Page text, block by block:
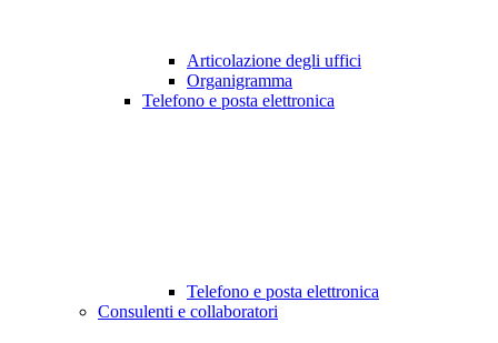
Articolazione degli uffici
Organigramma
Telefono e posta elettronica
Telefono e posta elettronica
Consulenti e collaboratori